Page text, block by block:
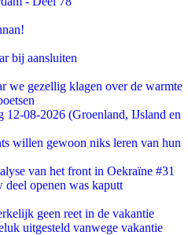
bij aansluiten
we gezellig klagen over de warmte
12-08-2026 (Groenland, IJsland en
willen gewoon niks leren van hun
van het front in Oekraïne #31
openen was kaputt
geen reet in de vakantie
uitgesteld vanwege vakantie